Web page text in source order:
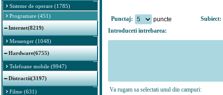
Sisteme de operare (1785)
Programare (451)
Internet(8219)
Messenger (1048)
Hardware(6755)
Telefoane mobile (9947)
Distractii(3197)
Filme (631)
Punctaj: puncte
Subiect:
Introduceti intrebarea:
Va rugam sa selectati unul din campuri: